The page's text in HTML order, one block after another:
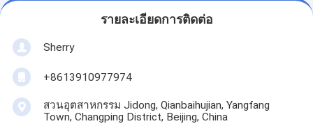
รายละเอียดการติดต่อ
Sherry
+8613910977974
สวนอุตสาหกรรม Jidong, Qianbaihujian, Yangfang
Town, Changping District, Beijing, China